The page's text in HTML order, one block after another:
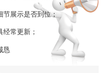
节展示是否到位；
常更新；
恳